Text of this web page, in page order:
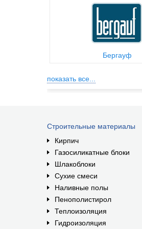
Бергауф
показать все...
Строительные материалы
Кирпич
Газосиликатные блоки
Шлакоблоки
Сухие смеси
Наливные полы
Пенополистирол
Теплоизоляция
Гидроизоляция